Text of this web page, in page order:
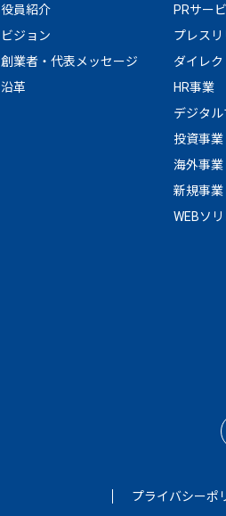
役員紹介
ビジョン
創業者・代表メッセージ
沿革
PRサー
プレス
ダイレ
HR事業
デジタ
投資事業
海外事業
新規事業
WEBソ
プライバシーポ